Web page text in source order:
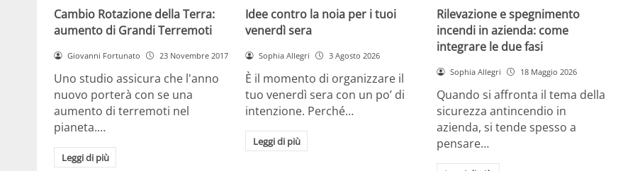
Cambio Rotazione della Terra:
aumento di Grandi Terremoti
Giovanni Fortunato 23 Novembre 2017
Uno studio assicura che l'anno
nuovo porterà con se una
aumento di terremoti nel
pianeta.…
Leggi di più
Idee contro la noia per i tuoi
venerdì sera
Sophia Allegri 3 Agosto 2026
È il momento di organizzare il
tuo venerdì sera con un po’ di
intenzione. Perché…
Leggi di più
Rilevazione e spegnimento
incendi in azienda: come
integrare le due fasi
Sophia Allegri 18 Maggio 2026
Quando si affronta il tema della
sicurezza antincendio in
azienda, si tende spesso a
pensare…